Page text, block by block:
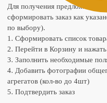
Для получения предложения
сформировать заказ как
по выбору).
1. Сформировать список
2. Перейти в Корзину и
3. Заполнить необходимые
4. Добавить фотографии
агрегатов (кол-во до 4шт)
5. Подтвердить заказ